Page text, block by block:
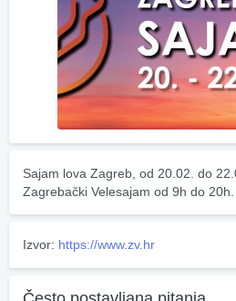
Sajam lova Zagreb, od 20.02. do
Zagrebački Velesajam od 9h do 20h.
Izvor: https://www.zv.hr